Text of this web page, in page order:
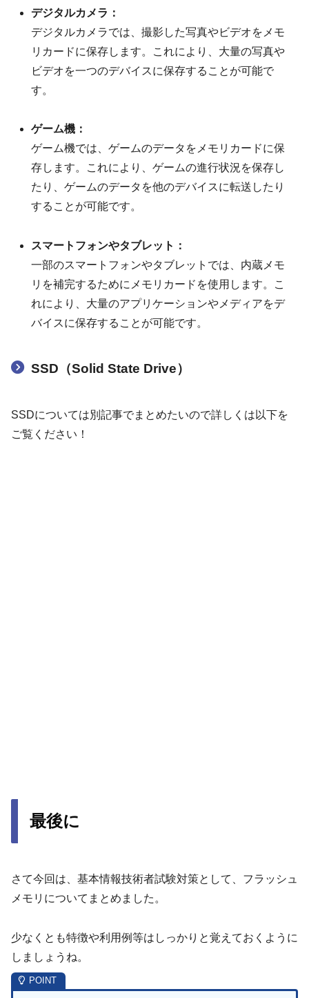
デジタルカメラ：
デジタルカメラでは、撮影した写真やビデオをメモ
リカードに保存します。これにより、大量の写真や
ビデオを一つのデバイスに保存することが可能で
す。
ゲーム機：
ゲーム機では、ゲームのデータをメモリカードに保
存します。これにより、ゲームの進行状況を保存し
たり、ゲームのデータを他のデバイスに転送したり
することが可能です。
スマートフォンやタブレット：
一部のスマートフォンやタブレットでは、内蔵メモ
リを補完するためにメモリカードを使用します。こ
れにより、大量のアプリケーションやメディアをデ
バイスに保存することが可能です。
SSD（Solid State Drive）
SSDについては別記事でまとめたいので詳しくは以下を
ご覧ください！
最後に
さて今回は、基本情報技術者試験対策として、フラッシュ
メモリについてまとめました。
少なくとも特徴や利用例等はしっかりと覚えておくように
しましょうね。